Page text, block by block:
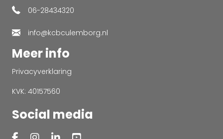
06-28434320
info@kcbculemborg.nl
Meer info
Privacyverklaring
KVK: 40157560
Social media